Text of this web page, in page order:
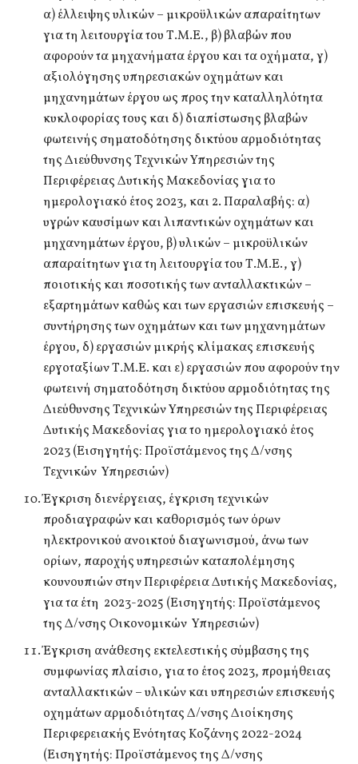
α) έλλειψης υλικών – μικροϋλικών απαραίτητων
για τη λειτουργία του Τ.Μ.Ε., β) βλαβών που
αφορούν τα μηχανήματα έργου και τα οχήματα, γ)
αξιολόγησης υπηρεσιακών οχημάτων και
μηχανημάτων έργου ως προς την καταλληλότητα
κυκλοφορίας τους και δ) διαπίστωσης βλαβών
φωτεινής σηματοδότησης δικτύου αρμοδιότητας
της Διεύθυνσης Τεχνικών Υπηρεσιών της
Περιφέρειας Δυτικής Μακεδονίας για το
ημερολογιακό έτος 2023, και 2. Παραλαβής: α)
υγρών καυσίμων και λιπαντικών οχημάτων και
μηχανημάτων έργου, β) υλικών – μικροϋλικών
απαραίτητων για τη λειτουργία του Τ.Μ.Ε., γ)
ποιοτικής και ποσοτικής των ανταλλακτικών –
εξαρτημάτων καθώς και των εργασιών επισκευής –
συντήρησης των οχημάτων και των μηχανημάτων
έργου, δ) εργασιών μικρής κλίμακας επισκευής
εργοταξίων Τ.Μ.Ε. και ε) εργασιών που αφορούν την
φωτεινή σηματοδότηση δικτύου αρμοδιότητας της
Διεύθυνσης Τεχνικών Υπηρεσιών της Περιφέρειας
Δυτικής Μακεδονίας για το ημερολογιακό έτος
2023 (Εισηγητής: Προϊστάμενος της Δ/νσης
Τεχνικών Υπηρεσιών)
Έγκριση διενέργειας, έγκριση τεχνικών
προδιαγραφών και καθορισμός των όρων
ηλεκτρονικού ανοικτού διαγωνισμού, άνω των
ορίων, παροχής υπηρεσιών καταπολέμησης
κουνουπιών στην Περιφέρεια Δυτικής Μακεδονίας,
για τα έτη 2023-2025 (Εισηγητής: Προϊστάμενος
της Δ/νσης Οικονομικών Υπηρεσιών)
Έγκριση ανάθεσης εκτελεστικής σύμβασης της
συμφωνίας πλαίσιο, για το έτος 2023, προμήθειας
ανταλλακτικών – υλικών και υπηρεσιών επισκευής
οχημάτων αρμοδιότητας Δ/νσης Διοίκησης
Περιφερειακής Ενότητας Κοζάνης 2022-2024
(Εισηγητής: Προϊστάμενος της Δ/νσης